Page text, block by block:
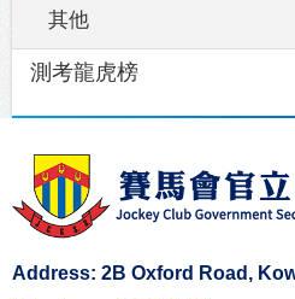
其他
測考龍虎榜
Address: 2B Oxford Road,